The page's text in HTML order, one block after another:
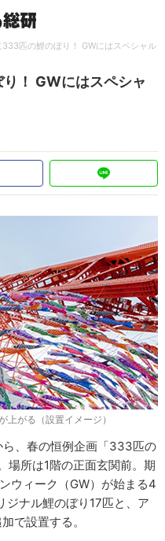
333匹の鯉のぼり！ GWにはスペシャル
！ GWにはスペシャ
がる（設置イメージ）
、春の恒例企画「333匹の
場所は1階の正面玄関前。期
ウィーク（GW）が始まる4
ジナル鯉のぼり17匹と、ア
で設置する。